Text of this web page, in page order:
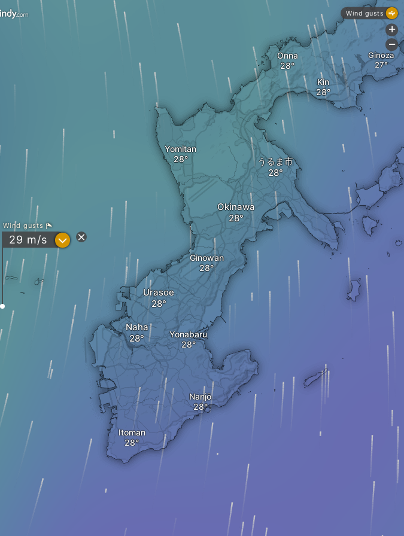
Yonabaru
Nanjō
Naha
Urasoe
Ginowan
Yomitan
Itoman
Okinawa
うるま市
Kin
Onna Ginoza
Wind gusts
29 m/s ?
Wind gusts
+
-